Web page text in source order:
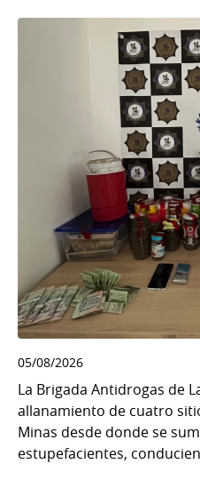
05/08/2026
La Brigada Antidrogas de
allanamiento de cuatro
Minas desde donde se
estupefacientes,